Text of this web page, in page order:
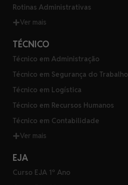
Rotinas Administrativas
Ver mais
TÉCNICO
Técnico em Administração
Técnico em Segurança do Trabalho
Técnico em Logística
Técnico em Recursos Humanos
Técnico em Contabilidade
Ver mais
EJA
Curso EJA 1º Ano